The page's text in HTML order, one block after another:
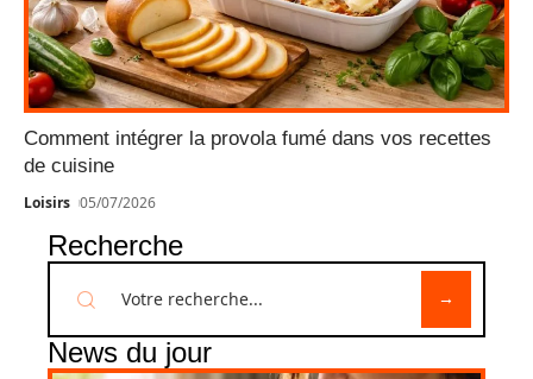
Comment intégrer la provola fumé dans vos recettes
de cuisine
Loisirs 05/07/2026
Recherche
News du jour